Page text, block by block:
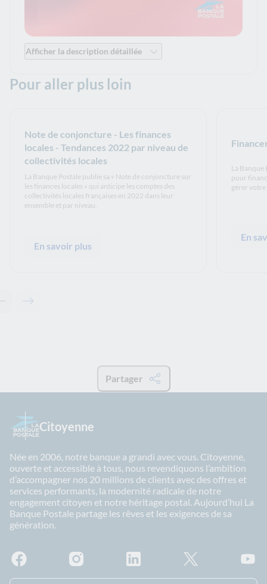
Afficher la description détaillée
Première page de l'étude DOB en instantané, outil d'aide à la
Pour aller plus loin
Note de conjoncture - Les finances
locales - Tendances 2022 par niveau de
collectivités locales
La Banque Postale publie sa « Note de conjoncture sur
les finances locales » qui anticipe les comptes des
collectivités locales françaises en 2022 dans leur
ensemble et par niveau.
En savoir plus
La Banque
pour
gérer
En
Contenu précédent - Pour aller plus loin
Contenu suivant - Pour aller plus loin
Partager
Citoyenne
Née en 2006, notre banque a grandi avec vous. Citoyenne,
ouverte et accessible à tous, nous revendiquons l’ambition
d’accompagner nos 20 millions de clients avec des offres et
services performants, la modernité radicale de notre
engagement citoyen et notre héritage postal. Aujourd’hui La
Banque Postale partage les rêves et les exigences de sa
génération.